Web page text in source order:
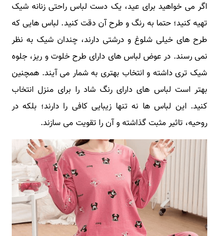
اگر می خواهید برای عید، یک دست لباس راحتی زنانه شیک
تهیه کنید؛ حتما به رنگ و طرح آن دقت کنید. لباس هایی که
طرح های خیلی شلوغ و درشتی دارند، چندان شیک به نظر
نمی رسند. در عوض لباس های دارای طرح خلوت و ریز، جلوه
شیک تری داشته و انتخاب بهتری به شمار می آیند. همچنین
بهتر است لباس های دارای رنگ شاد را برای منزل انتخاب
کنید. این لباس ها نه تنها زیبایی کافی را دارند؛ بلکه در
روحیه، تاثیر مثبت گذاشته و آن را تقویت می سازند.